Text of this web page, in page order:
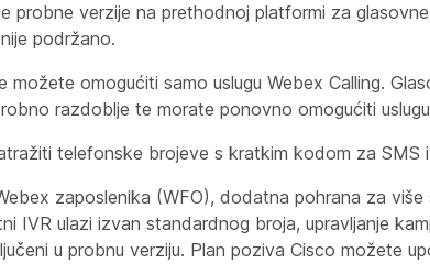
probne verzije na prethodnoj platformi za
podržano.
možete omogućiti samo uslugu Webex Calling.
razdoblje te morate ponovno omogućiti
telefonske brojeve s kratkim kodom za SMS
zaposlenika (WFO), dodatna pohrana za više
IVR ulazi izvan standardnog broja, upravljanje
u probnu verziju. Plan poziva Cisco možete